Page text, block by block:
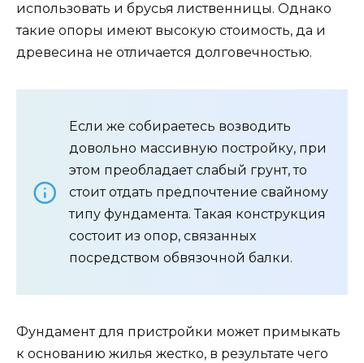
использовать и брусья лиственницы. Однако
такие опоры имеют высокую стоимость, да и
древесина не отличается долговечностью.
Если же собираетесь возводить
довольно массивную постройку, при
этом преобладает слабый грунт, то
стоит отдать предпочтение свайному
типу фундамента. Такая конструкция
состоит из опор, связанных
посредством обвязочной балки.
Фундамент для пристройки может примыкать
к основанию жилья жестко, в результате чего